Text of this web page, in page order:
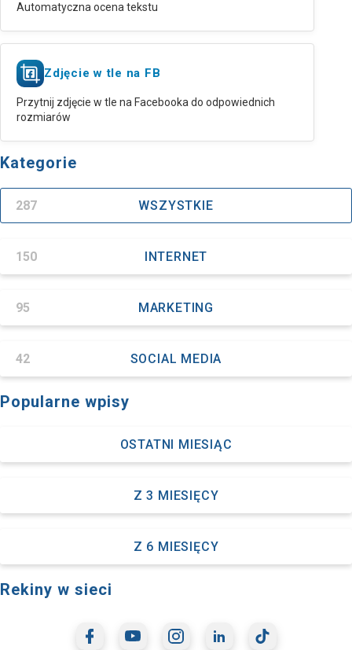
Automatyczna ocena tekstu
Zdjęcie w tle na FB
Przytnij zdjęcie w tle na Facebooka do odpowiednich
rozmiarów
Kategorie
WSZYSTKIE
287
INTERNET
150
MARKETING
95
SOCIAL MEDIA
42
Popularne wpisy
OSTATNI MIESIĄC
Z 3 MIESIĘCY
Z 6 MIESIĘCY
Rekiny w sieci